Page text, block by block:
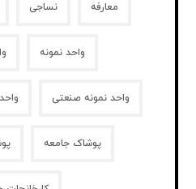
معارفه نساجی
واحد نمونه
واحد نمونه صنعتی
پوشاک جامعه